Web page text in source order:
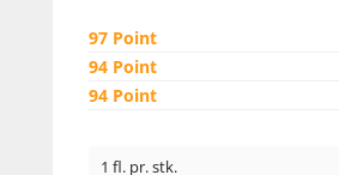
97 Point
94 Point
94 Point
1 fl. pr. stk.